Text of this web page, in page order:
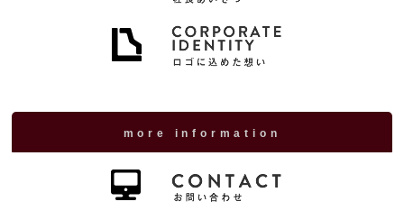
more information